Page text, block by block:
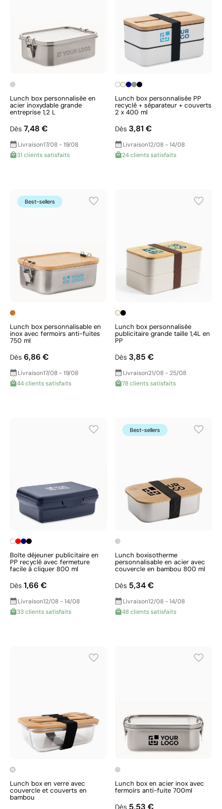
Lunch box personnalisée en
acier inoxydable grande
entreprise 1,2 L
Dès 7,48 €
Livraison17/08 - 19/08
31 clients satisfaits
Lunch box personnalisée PP
recyclé + séparateur + couverts
2 x 400 ml
Dès 3,81 €
Livraison12/08 - 14/08
24 clients satisfaits
Best-sellers
Lunch box personnalisable en
inox avec fermoirs anti-fuites
750 ml
Dès 6,86 €
Livraison17/08 - 19/08
44 clients satisfaits
Lunch box personnalisée
publicitaire grande taille 1,4L en
PP
Dès 3,85 €
Livraison21/08 - 25/08
78 clients satisfaits
Boîte déjeuner publicitaire en
PP recyclé avec fermeture
facile à cliquer 800 ml
Dès 1,66 €
Livraison12/08 - 14/08
33 clients satisfaits
Best-sellers
Lunch boxisotherme
personnalisable en acier avec
couvercle en bambou 800 ml
Dès 5,34 €
Livraison12/08 - 14/08
48 clients satisfaits
Lunch box en verre avec
couvercle et couverts en
bambou
Lunch box en acier inox avec
fermoirs anti-fuite 700ml
Dès 5,53 €